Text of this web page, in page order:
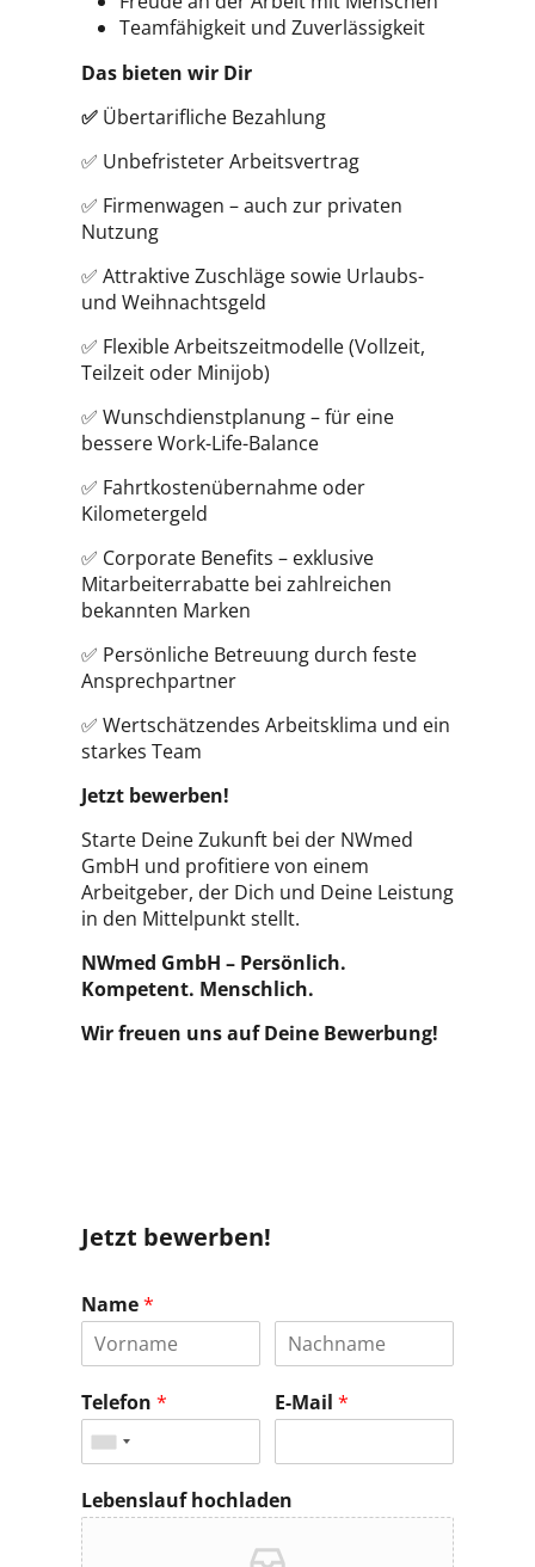
Teamfähigkeit und Zuverlässigkeit
Das bieten wir Dir
✅ Übertarifliche Bezahlung
✅ Unbefristeter Arbeitsvertrag
✅ Firmenwagen – auch zur privaten
Nutzung
✅ Attraktive Zuschläge sowie Urlaubs-
und Weihnachtsgeld
✅ Flexible Arbeitszeitmodelle (Vollzeit,
Teilzeit oder Minijob)
✅ Wunschdienstplanung – für eine
bessere Work-Life-Balance
✅ Fahrtkostenübernahme oder
Kilometergeld
✅ Corporate Benefits – exklusive
Mitarbeiterrabatte bei zahlreichen
bekannten Marken
✅ Persönliche Betreuung durch feste
Ansprechpartner
✅ Wertschätzendes Arbeitsklima und ein
starkes Team
Jetzt bewerben!
Starte Deine Zukunft bei der NWmed
GmbH und profitiere von einem
Arbeitgeber, der Dich und Deine Leistung
in den Mittelpunkt stellt.
NWmed GmbH – Persönlich.
Kompetent. Menschlich.
Wir freuen uns auf Deine Bewerbung!
Jetzt bewerben!
Name*
Telefon * E-Mail*
Lebenslauf hochladen